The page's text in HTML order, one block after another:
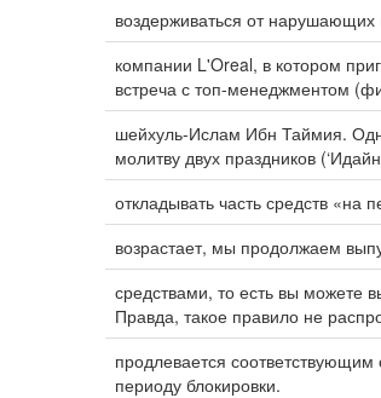
воздерживаться от нарушающих
компании L'Oreal, в котором
встреча с топ-менеджментом
шейхуль-Ислам Ибн Таймия.
молитву двух праздников
откладывать часть средств «на
возрастает, мы продолжаем
средствами, то есть вы можете
Правда, такое правило не
продлевается
периоду блокировки.